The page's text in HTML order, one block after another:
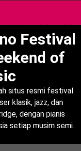
Festival
of
situs resmi festival
klasik, jazz, dan
dengan pianis
setiap musim semi.